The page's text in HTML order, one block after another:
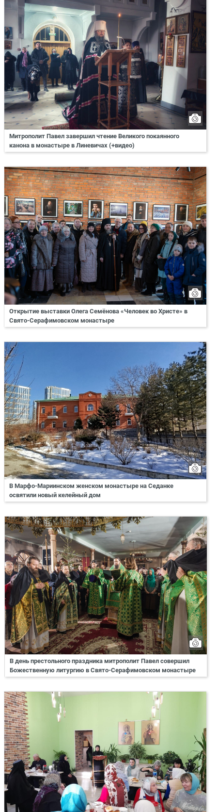
Митрополит Павел завершил чтение Великого покаянного
канона в монастыре в Линевичах (+видео)
Открытие выставки Олега Семёнова «Человек во Христе» в
Свято-Серафимовском монастыре
В Марфо-Мариинском женском монастыре на Седанке
освятили новый келейный дом
В день престольного праздника митрополит Павел совершил
Божественную литургию в Свято-Серафимовском монастыре